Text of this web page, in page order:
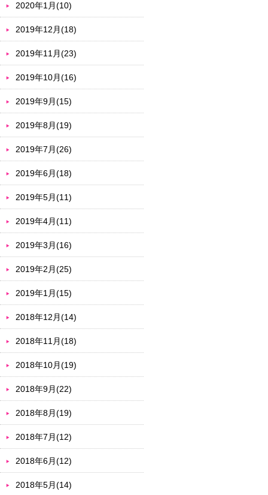
2020年1月(10)
2019年12月(18)
2019年11月(23)
2019年10月(16)
2019年9月(15)
2019年8月(19)
2019年7月(26)
2019年6月(18)
2019年5月(11)
2019年4月(11)
2019年3月(16)
2019年2月(25)
2019年1月(15)
2018年12月(14)
2018年11月(18)
2018年10月(19)
2018年9月(22)
2018年8月(19)
2018年7月(12)
2018年6月(12)
2018年5月(14)